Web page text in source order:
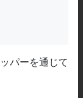
パーを通じて